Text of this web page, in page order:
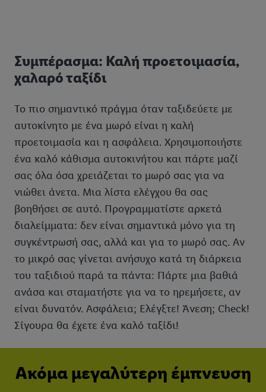
Συμπέρασμα: Καλή προετοιμασία,
χαλαρό ταξίδι
Το πιο σημαντικό πράγμα όταν ταξιδεύετε με
αυτοκίνητο με ένα μωρό είναι η καλή
προετοιμασία και η ασφάλεια. Χρησιμοποιήστε
ένα καλό κάθισμα αυτοκινήτου και πάρτε μαζί
σας όλα όσα χρειάζεται το μωρό σας για να
νιώθει άνετα. Μια λίστα ελέγχου θα σας
βοηθήσει σε αυτό. Προγραμματίστε αρκετά
διαλείμματα: δεν είναι σημαντικά μόνο για τη
συγκέντρωσή σας, αλλά και για το μωρό σας. Αν
το μικρό σας γίνεται ανήσυχο κατά τη διάρκεια
του ταξιδιού παρά τα πάντα: Πάρτε μια βαθιά
ανάσα και σταματήστε για να το ηρεμήσετε, αν
είναι δυνατόν. Ασφάλεια; Ελέγξτε! Άνεση; Check!
Σίγουρα θα έχετε ένα καλό ταξίδι!
Ακόμα μεγαλύτερη έμπνευση